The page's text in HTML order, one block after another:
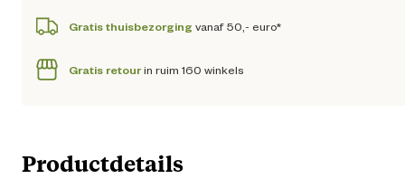
Gratis thuisbezorging vanaf 50,- euro*
Gratis retourin ruim 160 winkels
Productdetails